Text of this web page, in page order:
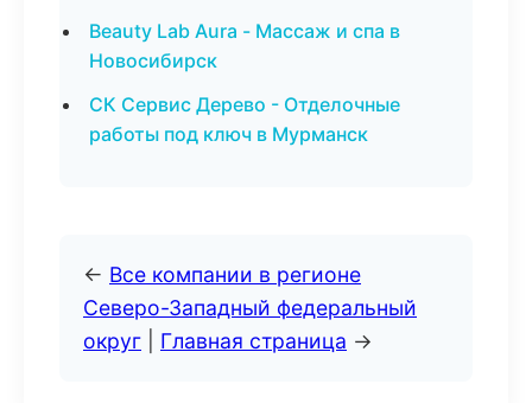
Beauty Lab Aura - Массаж и спа в
Новосибирск
СК Сервис Дерево - Отделочные
работы под ключ в Мурманск
← Все компании в регионе
Северо-Западный федеральный
округ
Главная страница →